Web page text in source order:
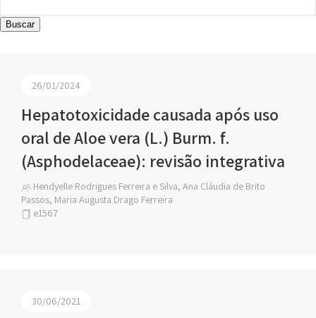
Buscar
26/01/2024
Hepatotoxicidade causada após uso
oral de Aloe vera (L.) Burm. f.
(Asphodelaceae): revisão integrativa
Hendyelle Rodrigues Ferreira e Silva, Ana Cláudia de Brito
Passos, Maria Augusta Drago Ferreira
e1567
30/06/2021